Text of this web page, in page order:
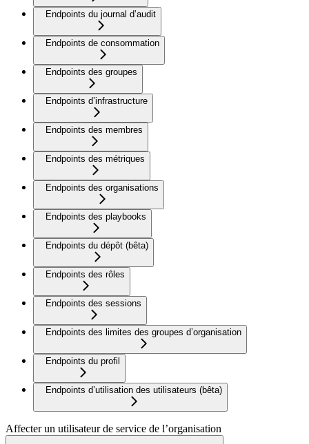
Endpoints du journal d’audit
Endpoints de consommation
Endpoints des groupes
Endpoints d’infrastructure
Endpoints des membres
Endpoints des métriques
Endpoints des organisations
Endpoints des playbooks
Endpoints du dépôt (bêta)
Endpoints des rôles
Endpoints des sessions
Endpoints des limites des groupes d’organisation
Endpoints du profil
Endpoints d’utilisation des utilisateurs (bêta)
Affecter un utilisateur de service de l’organisation